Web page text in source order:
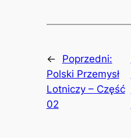
←
Poprzedni:
Polski Przemysł
Lotniczy – Część
02